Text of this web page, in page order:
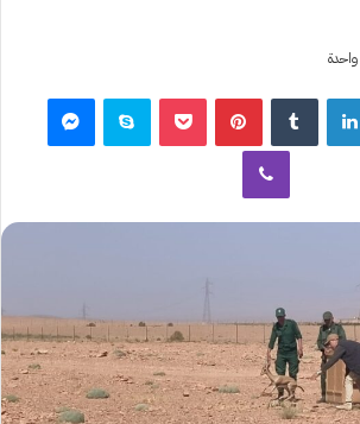
لينكدإن ‏Tumblr بينتيريست‫Pocket سكايب ماسنجر
ڤايبر